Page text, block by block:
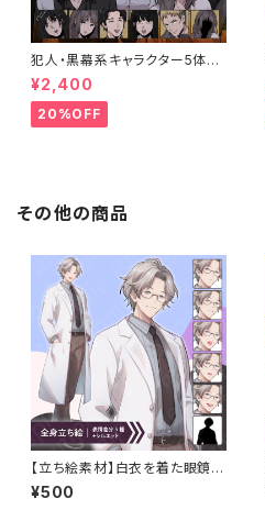
犯人・黒幕系キャラクター5体セ
ットの立ち絵素材｜ペン画調・ミ
ステリー向け｜不良・ヤンデレ・
優等生など
¥2,400
20%OFF
その他の商品
【立ち絵素材】白衣を着た眼鏡姿
の白髪男性モブキャライラスト・
現代・医者・研究員・保健の先
¥500